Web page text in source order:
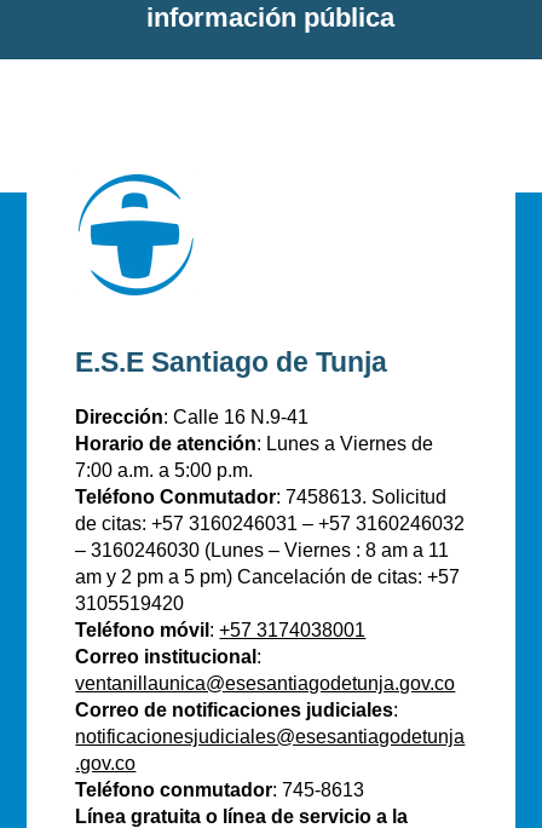
información pública
E.S.E Santiago de Tunja
Dirección: Calle 16 N.9-41
Horario de atención: Lunes a Viernes de
7:00 a.m. a 5:00 p.m.
Teléfono Conmutador: 7458613. Solicitud
de citas: +57 3160246031 – +57 3160246032
– 3160246030 (Lunes – Viernes : 8 am a 11
am y 2 pm a 5 pm) Cancelación de citas: +57
3105519420
Teléfono móvil :+57 3174038001
Correo institucional :
ventanillaunica@esesantiagodetunja.gov.co
Correo de notificaciones judiciales:
notificacionesjudiciales@esesantiagodetunja
.gov.co
Teléfono conmutador: 745-8613
Línea gratuita o línea de servicio a la